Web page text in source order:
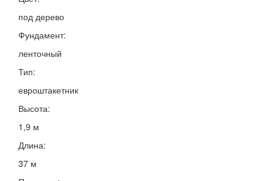
под дерево
Фундамент:
ленточный
Тип:
евроштакетник
Высота:
1,9 м
Длина:
37 м